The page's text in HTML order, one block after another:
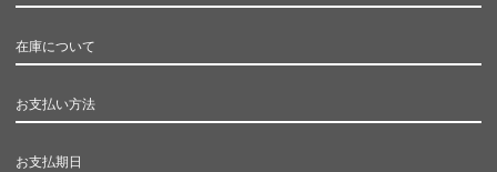
在庫について
お支払い方法
お支払期日